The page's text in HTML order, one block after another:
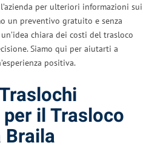
per ulteriori informazioni sui
un preventivo gratuito e senza
chiara dei costi del trasloco
Siamo qui per aiutarti a
positiva.
il Trasloco
Braila